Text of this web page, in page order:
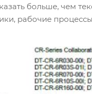
больше, чем
рабочие